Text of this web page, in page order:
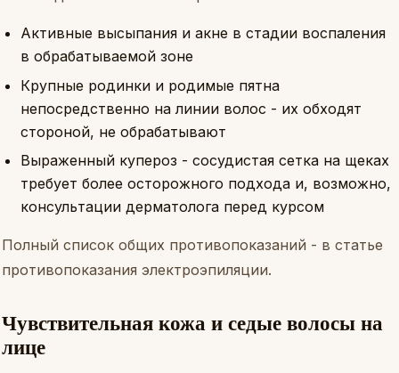
Активные высыпания и акне в стадии воспаления
в обрабатываемой зоне
Крупные родинки и родимые пятна
непосредственно на линии волос - их обходят
стороной, не обрабатывают
Выраженный купероз - сосудистая сетка на щеках
требует более осторожного подхода и, возможно,
консультации дерматолога перед курсом
Полный список общих противопоказаний - в статье
противопоказания электроэпиляции.
Чувствительная кожа и седые волосы на
лице